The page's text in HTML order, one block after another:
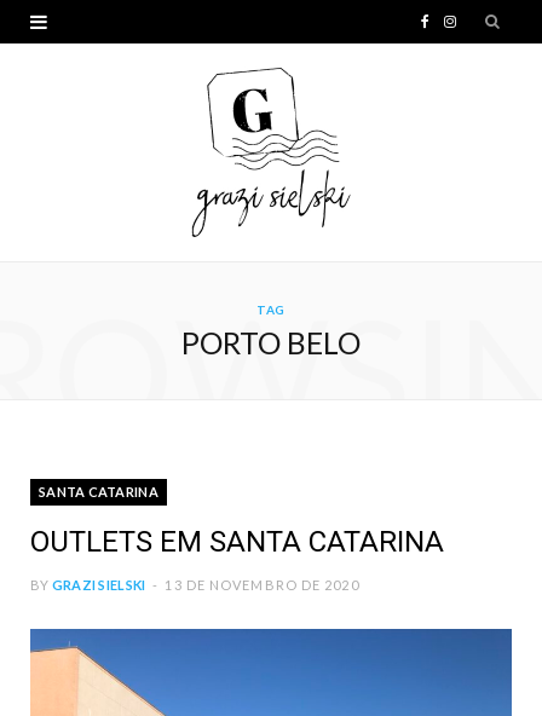
I
TAG
PORTO BELO
SANTA CATARINA
OUTLETS EM SANTA CATARINA
BY GRAZI SIELSKI 13 DE NOVEMBRO DE 2020